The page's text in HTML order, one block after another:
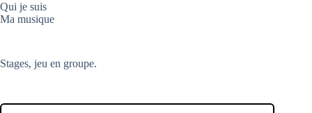
Qui je suis
Ma musique
Stages, jeu en groupe.